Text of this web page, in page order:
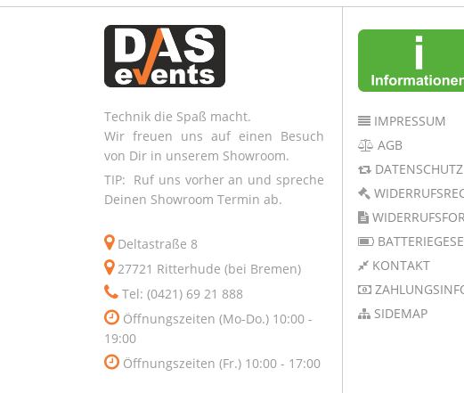
Technik die Spaß macht.
Wir freuen uns auf einen Besuch
von Dir in unserem Showroom.
TIP: Ruf uns vorher an und spreche
Deinen Showroom Termin ab.
Deltastraße 8
27721 Ritterhude (bei Bremen)
Tel: (0421) 69 21 888
Öffnungszeiten (Mo-Do.) 10:00 -
19:00
Öffnungszeiten (Fr.) 10:00 - 17:00
IMPRESSUM
AGB
DATENSCHUTZ
KONTAKT
SIDEMAP